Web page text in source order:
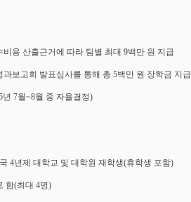
용 산출근거에 따라 팀별 최대 9백만 원 지급
보고회 발표심사를 통해 총 5백만 원 장학금 지급
년 7월~8월 중 자율결정)
4년제 대학교 및 대학원 재학생(휴학생 포함)
함(최대 4명)